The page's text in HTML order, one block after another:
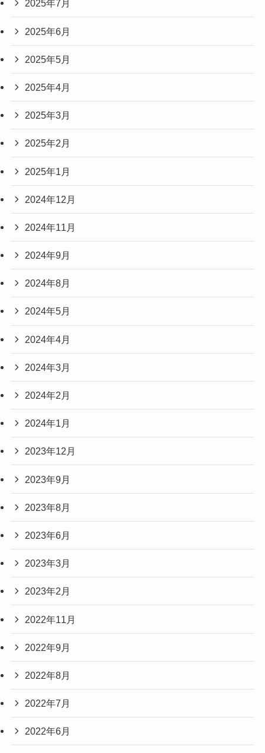
2025年7月
2025年6月
2025年5月
2025年4月
2025年3月
2025年2月
2025年1月
2024年12月
2024年11月
2024年9月
2024年8月
2024年5月
2024年4月
2024年3月
2024年2月
2024年1月
2023年12月
2023年9月
2023年8月
2023年6月
2023年3月
2023年2月
2022年11月
2022年9月
2022年8月
2022年7月
2022年6月